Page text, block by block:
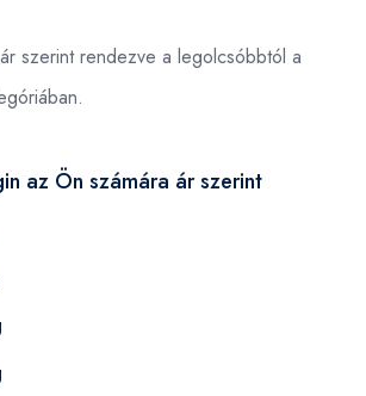
szerint rendezve a legolcsóbbtól a
az Ön számára ár szerint